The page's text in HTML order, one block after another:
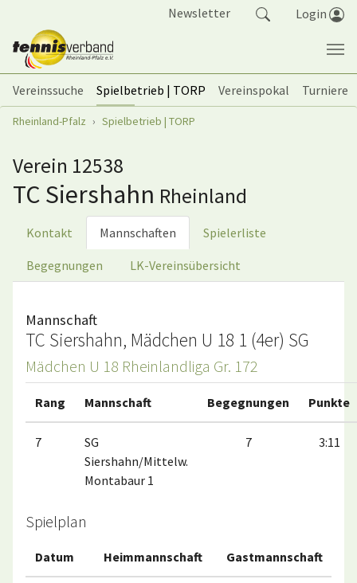
Newsletter Login
Vereinssuche Spielbetrieb | TORP Vereinspokal
Turniere
Sie sind hier:
Rheinland-Pfalz Spielbetrieb | TORP
Verein 12538
TC Siershahn Rheinland
Kontakt Mannschaften Spielerliste
Begegnungen LK-Vereinsübersicht
Mannschaft
TC Siershahn, Mädchen U 18 1 (4er) SG
Mädchen U 18 Rheinlandliga Gr. 172
Rang Mannschaft Begegnungen Punkte
7
SG
Siershahn/Mittelw.
Montabaur 1
7 3:11
Spielplan
Datum Heimmannschaft Gastmannschaft